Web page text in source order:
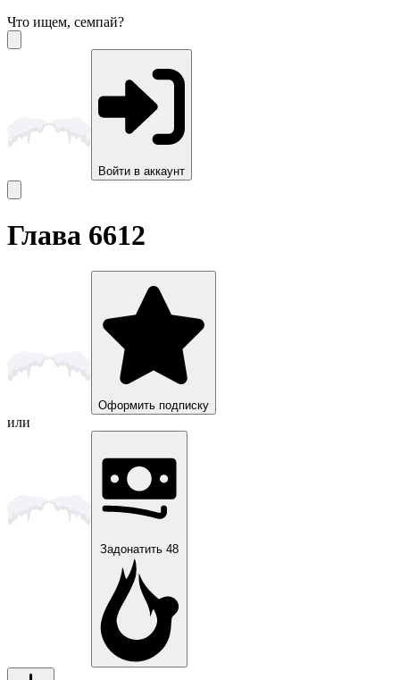
Что ищем, семпай?
Войти в аккаунт
Глава 6612
Оформить подписку
или
Задонатить 48